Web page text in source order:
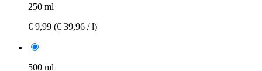
250 ml
€ 9,99 (€ 39,96 / l)
500 ml